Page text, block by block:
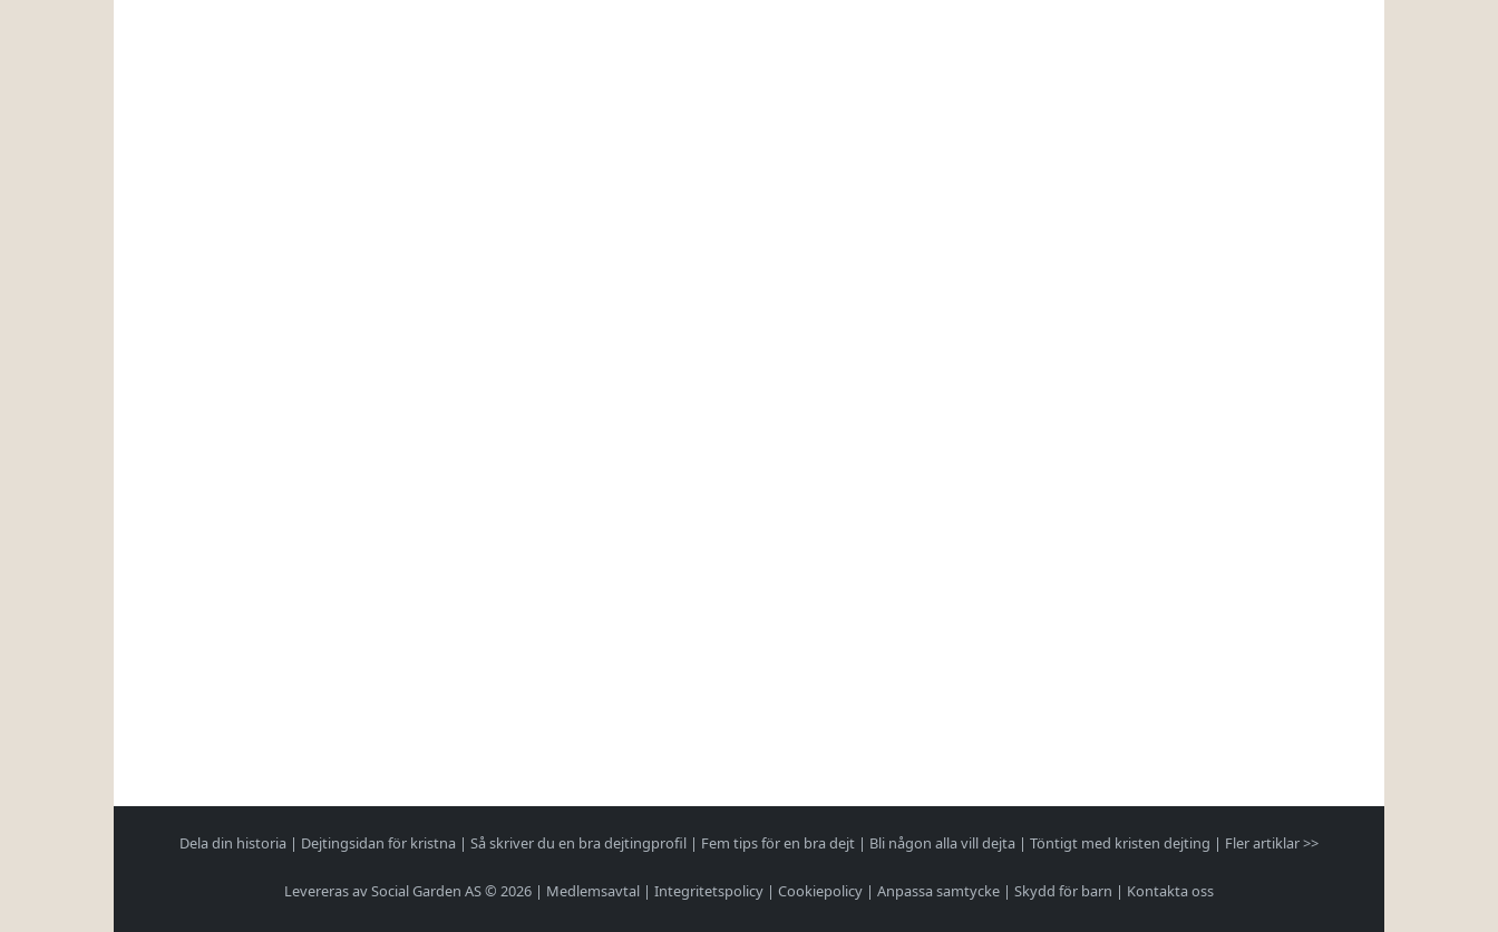
Dela din historia | Dejtingsidan för kristna | Så skriver du en bra dejtingprofil | Fem tips för en bra dejt | Bli någon alla vill dejta | Töntigt med kristen dejting | Fler artiklar >>
Levereras av Social Garden AS © 2026 | Medlemsavtal | Integritetspolicy | Cookiepolicy | Anpassa samtycke | Skydd för barn | Kontakta oss